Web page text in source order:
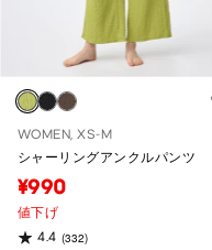
WOMEN, XS-M
シャーリングアンクルパンツ
¥990
値下げ
4.4 (332)